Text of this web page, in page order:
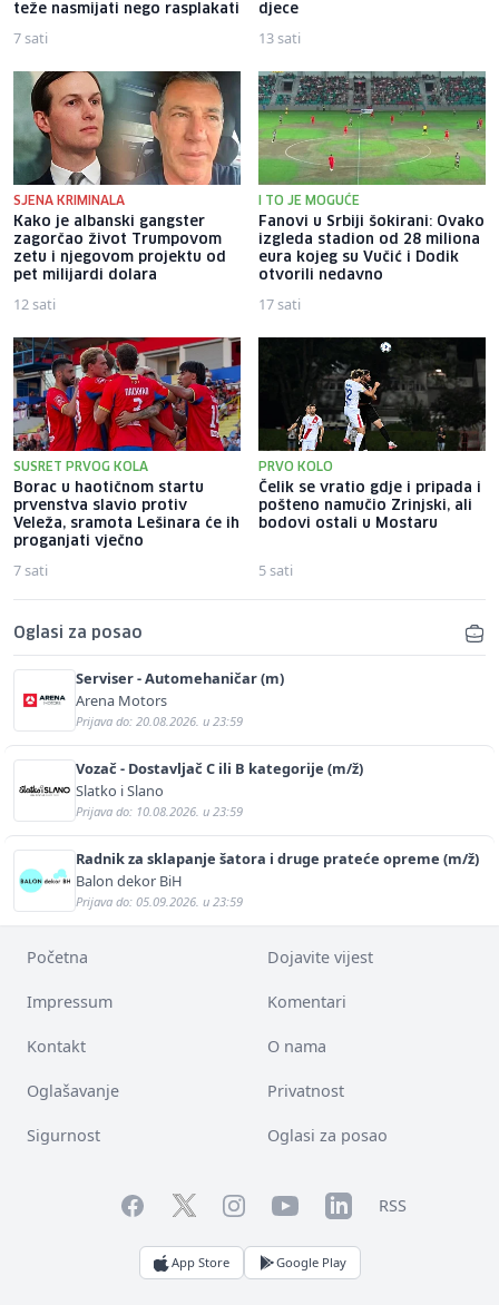
teže nasmijati nego rasplakati
7 sati
djece
13 sati
SJENA KRIMINALA
Kako je albanski gangster
zagorčao život Trumpovom
zetu i njegovom projektu od
pet milijardi dolara
12 sati
I TO JE MOGUĆE
Fanovi u Srbiji šokirani: Ovako
izgleda stadion od 28 miliona
eura kojeg su Vučić i Dodik
otvorili nedavno
17 sati
SUSRET PRVOG KOLA
Borac u haotičnom startu
prvenstva slavio protiv
Veleža, sramota Lešinara će ih
proganjati vječno
7 sati
PRVO KOLO
Čelik se vratio gdje i pripada i
pošteno namučio Zrinjski, ali
bodovi ostali u Mostaru
5 sati
Oglasi za posao
Serviser - Automehaničar (m)
Arena Motors
Prijava do: 20.08.2026. u 23:59
Vozač - Dostavljač C ili B kategorije (m/ž)
Slatko i Slano
Prijava do: 10.08.2026. u 23:59
Radnik za sklapanje šatora i druge prateće opreme (m/ž)
Balon dekor BiH
Prijava do: 05.09.2026. u 23:59
Početna Dojavite vijest
Impressum Komentari
Kontakt O nama
Oglašavanje Privatnost
Sigurnost Oglasi za posao
FacebookTwitterInstagramYouTubeLinkedInRSS
App Store Google Play